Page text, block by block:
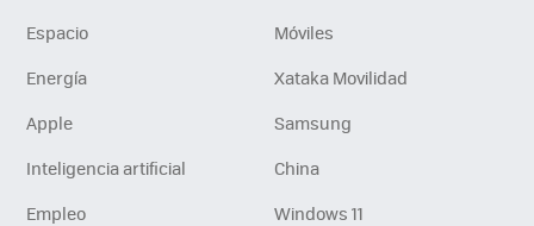
Espacio
Móviles
Energía
Xataka Movilidad
Apple
Samsung
Inteligencia artificial
China
Empleo
Windows 11